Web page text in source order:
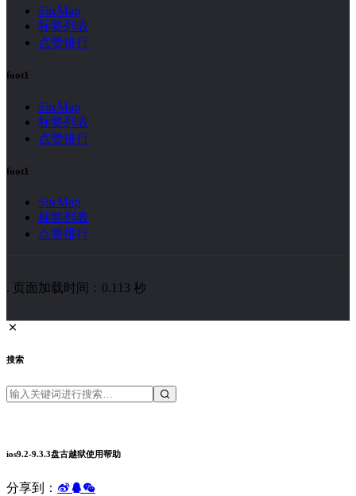
SiteMap
标签列表
点赞排行
foot1
SiteMap
标签列表
点赞排行
foot1
SiteMap
标签列表
点赞排行
. 页面加载时间：0.113 秒
搜索
ios9.2-9.3.3盘古越狱使用帮助
分享到：